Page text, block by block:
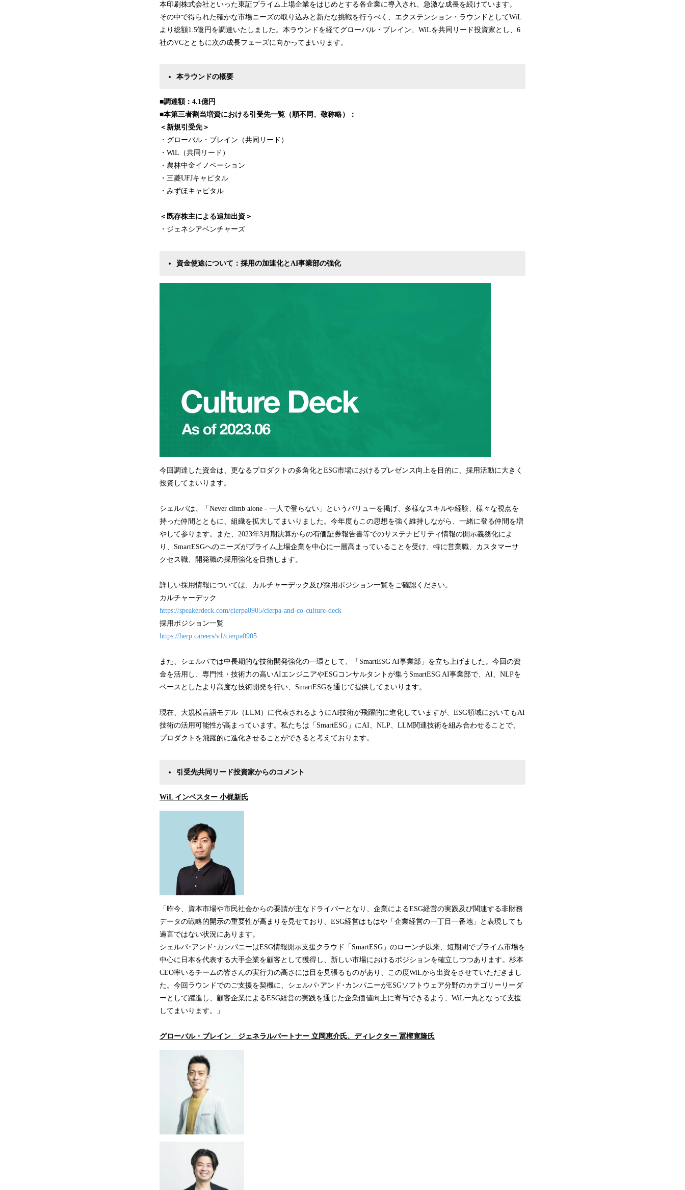
本印刷株式会社といった東証プライム上場企業をはじめとする各企業に導入され、急激な成長を続けています。
その中で得られた確かな市場ニーズの取り込みと新たな挑戦を行うべく、エクステンション・ラウンドとしてWiL
より総額1.5億円を調達いたしました。本ラウンドを経てグローバル・ブレイン、WiLを共同リード投資家とし、6
社のVCとともに次の成長フェーズに向かってまいります。
本ラウンドの概要
■調達額：4.1億円
■本第三者割当増資における引受先一覧（順不同、敬称略）：
＜新規引受先＞
・グローバル・ブレイン（共同リード）
・WiL（共同リード）
・農林中金イノベーション
・三菱UFJキャピタル
・みずほキャピタル
＜既存株主による追加出資＞
・ジェネシアベンチャーズ
資金使途について：採用の加速化とAI事業部の強化
今回調達した資金は、更なるプロダクトの多角化とESG市場におけるプレゼンス向上を目的に、採用活動に大きく
投資してまいります。
シェルパは、「Never climb alone - 一人で登らない」というバリューを掲げ、多様なスキルや経験、様々な視点を
持った仲間とともに、組織を拡大してまいりました。今年度もこの思想を強く維持しながら、一緒に登る仲間を増
やして参ります。また、2023年3月期決算からの有価証券報告書等でのサステナビリティ情報の開示義務化によ
り、SmartESGへのニーズがプライム上場企業を中心に一層高まっていることを受け、特に営業職、カスタマーサ
クセス職、開発職の採用強化を目指します。
詳しい採用情報については、カルチャーデック及び採用ポジション一覧をご確認ください。
カルチャーデック
https://speakerdeck.com/cierpa0905/cierpa-and-co-culture-deck
採用ポジション一覧
https://herp.careers/v1/cierpa0905
また、シェルパでは中長期的な技術開発強化の一環として、「SmartESG AI事業部」を立ち上げました。今回の資
金を活用し、専門性・技術力の高いAIエンジニアやESGコンサルタントが集うSmartESG AI事業部で、AI、NLPを
ベースとしたより高度な技術開発を行い、SmartESGを通じて提供してまいります。
現在、大規模言語モデル（LLM）に代表されるようにAI技術が飛躍的に進化していますが、ESG領域においてもAI
技術の活用可能性が高まっています。私たちは「SmartESG」にAI、NLP、LLM関連技術を組み合わせることで、
プロダクトを飛躍的に進化させることができると考えております。
引受先共同リード投資家からのコメント
WiL インベスター 小梶新氏
「昨今、資本市場や市民社会からの要請が主なドライバーとなり、企業によるESG経営の実践及び関連する非財務
データの戦略的開示の重要性が高まりを見せており、ESG経営はもはや「企業経営の一丁目一番地」と表現しても
過言ではない状況にあります。
シェルパ･アンド･カンパニーはESG情報開示支援クラウド「SmartESG」のローンチ以来、短期間でプライム市場を
中心に日本を代表する大手企業を顧客として獲得し、新しい市場におけるポジションを確立しつつあります。杉本
CEO率いるチームの皆さんの実行力の高さには目を見張るものがあり、この度WiLから出資をさせていただきまし
た。今回ラウンドでのご支援を契機に、シェルパ･アンド･カンパニーがESGソフトウェア分野のカテゴリーリーダ
ーとして躍進し、顧客企業によるESG経営の実践を通じた企業価値向上に寄与できるよう、WiL一丸となって支援
してまいります。」
グローバル・ブレイン ジェネラルパートナー 立岡恵介氏、ディレクター 冨樫寛隆氏